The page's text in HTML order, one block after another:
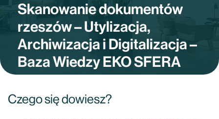
Skanowanie dokumentów
rzeszów – Utylizacja,
Archiwizacja i Digitalizacja –
Baza Wiedzy EKO SFERA
Czego się dowiesz?